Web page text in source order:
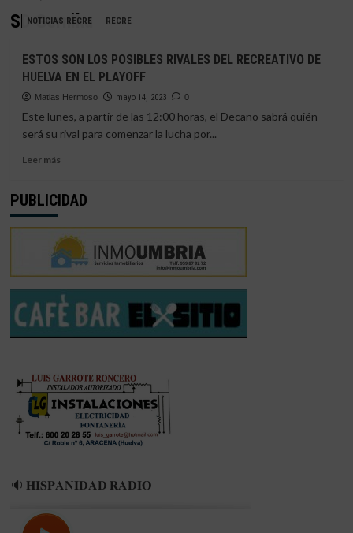
SD Gernika
NOTICIAS RECRE RECRE
ESTOS SON LOS POSIBLES RIVALES DEL RECREATIVO DE
HUELVA EN EL PLAYOFF
Matias Hermoso mayo 14, 2023 0
Este lunes, a partir de las 12:00 horas, el Decano sabrá quién
será su rival para comenzar la lucha por...
Leer másLeer
ESTOS
LOS
POSIBLES
RIVALES
DEL
RECREATIVO
DE
HUELVA
EN
PUBLICIDAD
🔉 𝐇𝐈𝐒𝐏𝐀𝐍𝐈𝐃𝐀𝐃 𝐑𝐀𝐃𝐈𝐎